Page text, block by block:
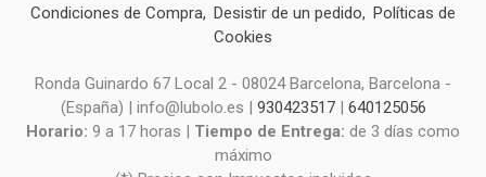
Condiciones de Compra Desistir de un pedido
Políticas de
Cookies
Ronda Guinardo 67 Local 2 - 08024 Barcelona, Barcelona -
(España) | info@lubolo.es | 930423517| 640125056
Horario: 9 a 17 horas | Tiempo de Entrega: de 3 días como
máximo